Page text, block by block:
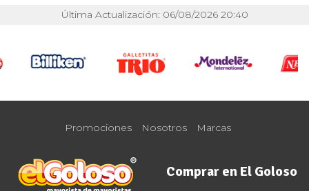
Última Actualización: 06/08/2026 20:40
Promociones Nosotros Marcas
Comprar en El Goloso